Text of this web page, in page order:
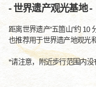
- 世界遗产观光基地 -
距离世界遗产“五箇山”约 10
也推荐用于世界遗产地观光
*请注意，附近步行范围内没